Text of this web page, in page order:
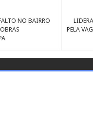
PELA
NO BAIRRO